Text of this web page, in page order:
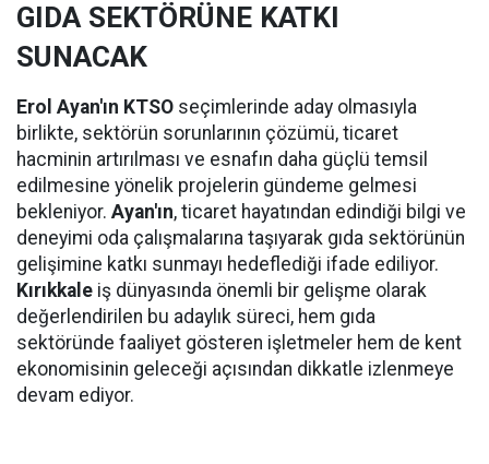
GIDA SEKTÖRÜNE KATKI
SUNACAK
Erol Ayan'ın KTSO seçimlerinde aday olmasıyla
birlikte, sektörün sorunlarının çözümü, ticaret
hacminin artırılması ve esnafın daha güçlü temsil
edilmesine yönelik projelerin gündeme gelmesi
bekleniyor. Ayan'ın, ticaret hayatından edindiği bilgi ve
deneyimi oda çalışmalarına taşıyarak gıda sektörünün
gelişimine katkı sunmayı hedeflediği ifade ediliyor.
Kırıkkale iş dünyasında önemli bir gelişme olarak
değerlendirilen bu adaylık süreci, hem gıda
sektöründe faaliyet gösteren işletmeler hem de kent
ekonomisinin geleceği açısından dikkatle izlenmeye
devam ediyor.